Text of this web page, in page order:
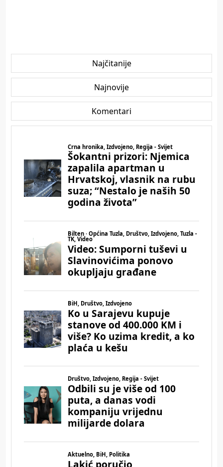
Najčitanije
Najnovije
Komentari